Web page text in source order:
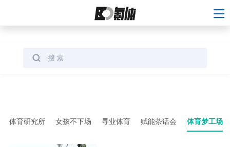
体育研究所 女孩不下场 寻业体育 赋能茶话会 体育梦工场